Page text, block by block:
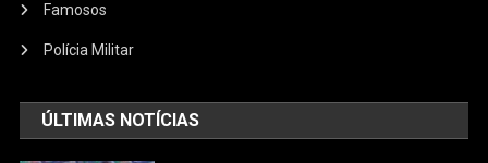
Famosos
Polícia Militar
ÚLTIMAS NOTÍCIAS